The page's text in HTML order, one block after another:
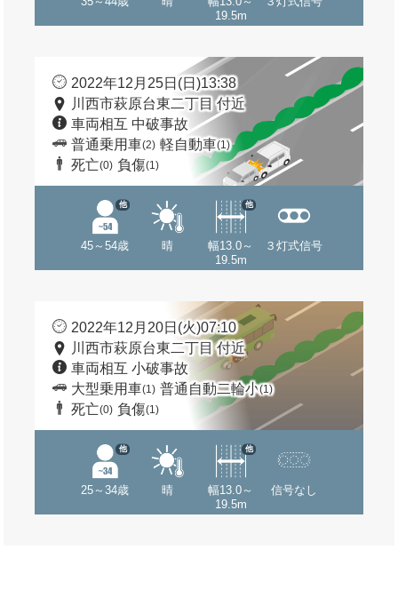
19.5m
2022年12月25日(日)13:38
川西市萩原台東二丁目 付近
車両相互 中破事故
普通乗用車(2) 軽自動車(1)
死亡(0) 負傷(1)
45～54歳
他
晴
幅13.0～
19.5m
他
３灯式信号
2022年12月20日(火)07:10
川西市萩原台東二丁目 付近
車両相互 小破事故
大型乗用車(1) 普通自動二輪小(1)
死亡(0) 負傷(1)
25～34歳
他
晴
幅13.0～
19.5m
他
信号なし